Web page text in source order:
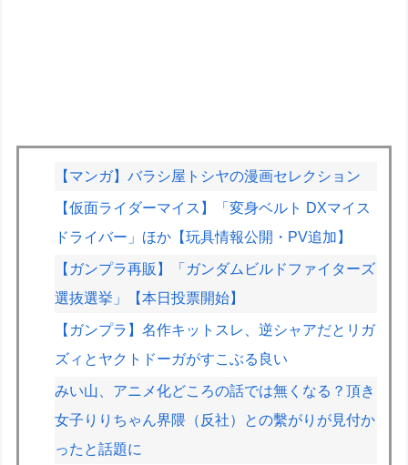
【マンガ】バラシ屋トシヤの漫画セレクション
【仮面ライダーマイス】「変身ベルト DXマイス
ドライバー」ほか【玩具情報公開・PV追加】
【ガンプラ再販】「ガンダムビルドファイターズ
選抜選挙」【本日投票開始】
【ガンプラ】名作キットスレ、逆シャアだとリガ
ズィとヤクトドーガがすこぶる良い
みい山、アニメ化どころの話では無くなる？頂き
女子りりちゃん界隈（反社）との繫がりが見付か
ったと話題に